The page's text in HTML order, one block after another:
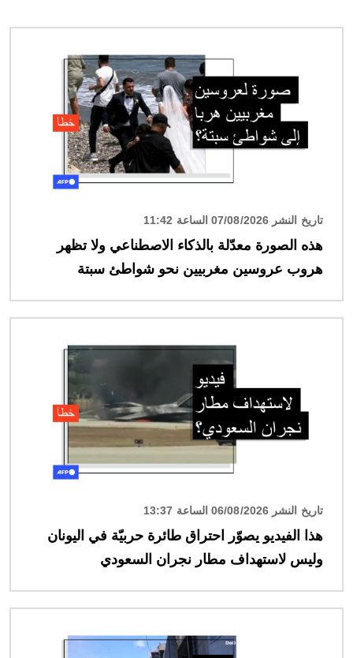
تاريخ النشر 07/08/2026 الساعة 11:42
هذه الصورة معدّلة بالذكاء الاصطناعي ولا تظهر
هروب عروسين مغربيين نحو شواطئ سبتة
تاريخ النشر 06/08/2026 الساعة 13:37
هذا الفيديو يصوّر احتراق طائرة حربيّة في اليونان
وليس لاستهداف مطار نجران السعودي